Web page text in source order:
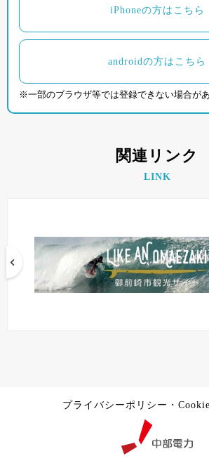
iPhoneの方はこちら
androidの方はこちら
※一部のブラウザ等では登録できない場合があ
関連リンク
LINK
プライバシーポリシー・